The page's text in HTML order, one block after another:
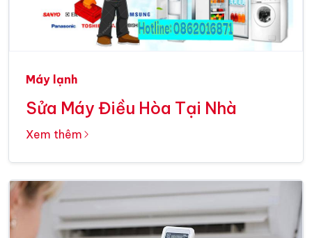
Máy lạnh
Sửa Máy Điều Hòa Tại Nhà
Xem thêm